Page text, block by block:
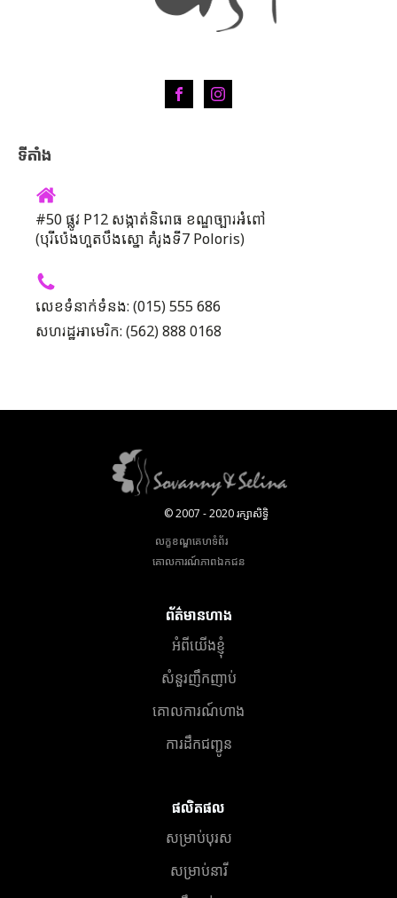
ទីតាំង
#50 ផ្លូវ P12 សង្កាត់និរោធ ខណ្ឌច្បារអំពៅ
(បុរីប៉េងហួតបឹងស្នោ គំរូងទី7 Poloris)
លេខទំនាក់ទំនង: (015) 555 686
សហរដ្ឋអាមេរិក: (562) 888 0168
© 2007 - 2020 រក្សាសិទ្ធិ
លក្ខខណ្ឌគេហទំព័រ
គោលការណ៍​ភាព​ឯកជន
ព័ត៌មានហាង
អំពីយើងខ្ញុំ
សំនួរញឹកញាប់
គោលការណ៍ហាង
ការដឹកជញ្ជូន
ផលិតផល
សម្រាប់បុរស
សម្រាប់នារី